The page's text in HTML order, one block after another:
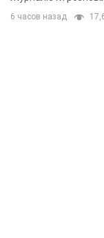
6 часов назад